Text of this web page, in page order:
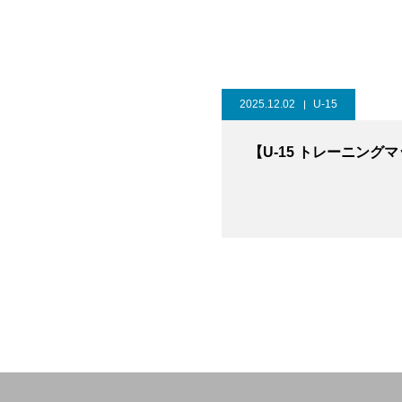
2025.12.02 U-15
【U-15 トレーニング